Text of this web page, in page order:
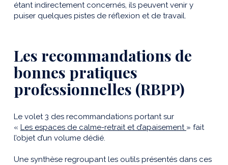
étant indirectement concernés, ils peuvent venir y
puiser quelques pistes de réflexion et de travail.
Les recommandations de
bonnes pratiques
professionnelles (RBPP)
Le volet 3 des recommandations portant sur
« Les espaces de calme-retrait et d’apaisement » fait
l’objet d’un volume dédié.
Une synthèse regroupant les outils présentés dans ces